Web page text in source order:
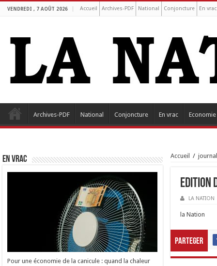
VENDREDI , 7 AOÛT 2026 Accueil Archives-PDF National Conjoncture En vrac
Archives-PDF National Conjoncture En vrac Economie
Accueil /
Edition
LA NATION
la Nation
Parteger
EN VRAC
Pour une économie de la canicule : quand la chaleur